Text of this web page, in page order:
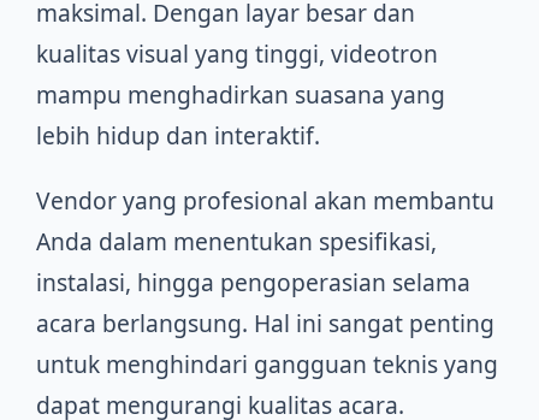
maksimal. Dengan layar besar dan
kualitas visual yang tinggi, videotron
mampu menghadirkan suasana yang
lebih hidup dan interaktif.
Vendor yang profesional akan membantu
Anda dalam menentukan spesifikasi,
instalasi, hingga pengoperasian selama
acara berlangsung. Hal ini sangat penting
untuk menghindari gangguan teknis yang
dapat mengurangi kualitas acara.